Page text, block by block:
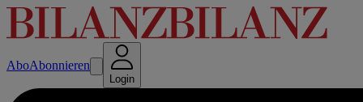
AboAbonnieren
Login